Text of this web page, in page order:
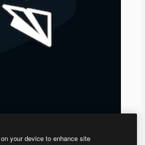
your device to enhance site